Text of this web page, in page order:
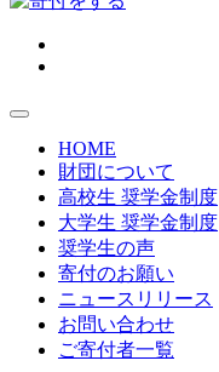
HOME
財団について
高校生 奨学金制度
大学生 奨学金制度
奨学生の声
寄付のお願い
ニュースリリース
お問い合わせ
ご寄付者一覧